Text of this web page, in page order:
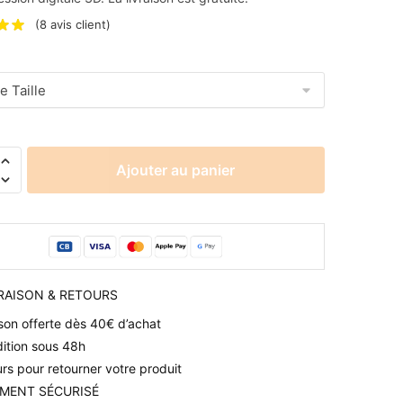
(8 avis client)
Ajouter au panier
& RETOURS
offerte dès 40€ d’achat
sous 48h
pour retourner votre produit
SÉCURISÉ